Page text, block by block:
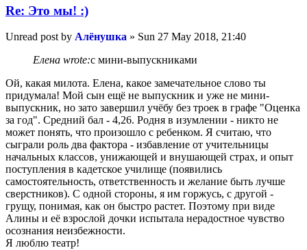
Re: Это мы! :)
Unread post by Алёнушка » Sun 27 May 2018, 21:40
Елена wrote:с мини-выпускниками
Ой, какая милота. Елена, какое замечательное слово ты
придумала! Мой сын ещё не выпускник и уже не мини-
выпускник, но зато завершил учёбу без троек в графе "Оценка
за год". Средний бал - 4,26. Родня в изумлении - никто не
может понять, что произошло с ребенком. Я считаю, что
сыграли роль два фактора - избавление от учительницы
начальных классов, унижающей и внушающей страх, и опыт
поступления в кадетское училище (появились
самостоятельность, ответственность и желание быть лучше
сверстников). С одной стороны, я им горжусь, с другой -
грущу, понимая, как он быстро растет. Поэтому при виде
Алины и её взрослой дочки испытала нерадостное чувство
осознания неизбежности.
Я люблю театр!